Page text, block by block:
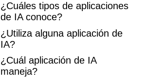
¿Cuáles tipos de aplicaciones
de IA conoce?
¿Utiliza alguna aplicación de
IA?
¿Cuál aplicación de IA
maneja?